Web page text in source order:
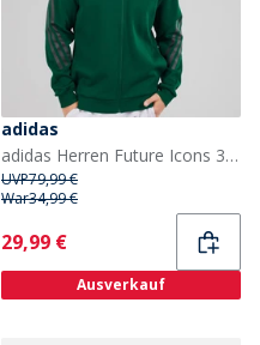
adidas
adidas Herren Future Icons 3 Streifen Full Zip Hoodie Collegiate Green
UVP79,99 €
War34,99 €
Current
29,99 €
Ausverkauf